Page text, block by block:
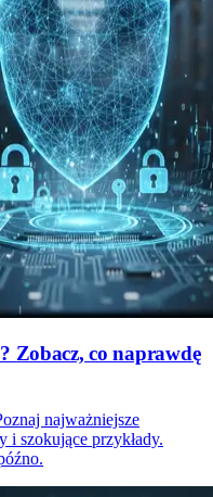
Zobacz, co naprawdę
najważniejsze
i szokujące przykłady.